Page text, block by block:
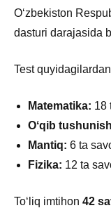
Oʻzbekiston
dasturi darajasida
Test
Matematika: 18
Oʻqib
Mantiq: 6 ta
Fizika: 12 ta
Toʻliq imtihon 42